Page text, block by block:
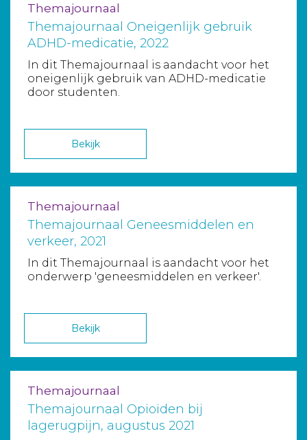
Themajournaal
Themajournaal Oneigenlijk gebruik
ADHD-medicatie, 2022
In dit Themajournaal is aandacht voor het
oneigenlijk gebruik van ADHD-medicatie
door studenten.
Bekijk
Themajournaal
Themajournaal Geneesmiddelen en
verkeer, 2021
In dit Themajournaal is aandacht voor het
onderwerp 'geneesmiddelen en verkeer'.
Bekijk
Themajournaal
Themajournaal Opioïden bij
lagerugpijn, augustus 2021